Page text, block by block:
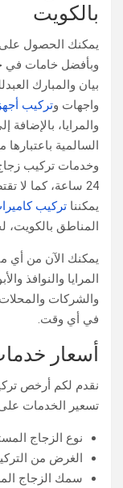
بالكويت
يمكنك الحصول
وبأفضل خامات في
بيان والمبارك
واجهات وتركيب
والمرايا،
السالمية
وخدمات تركيب
24 ساعة، كما لا
يمكننا تركيب
المناطق بالكويت،
يمكنك الآن من أي
المرايا والنوافذ
والشركات والمحلات
في أي وقت.
أسعار
نقدم لكم أرخص
تسعير الخدمات على
نوع الزجاج
الغرض من
سمك الزجاج